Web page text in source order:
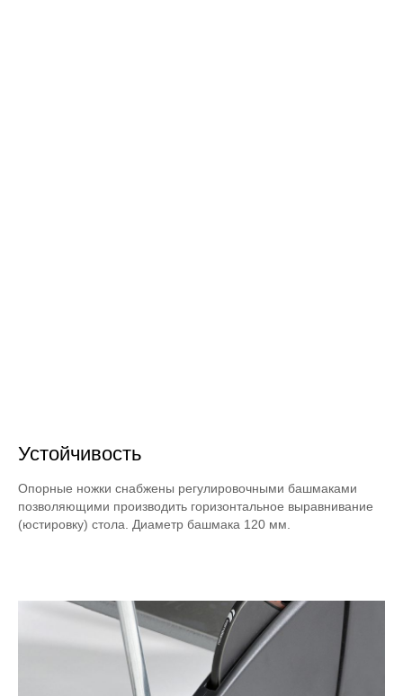
Устойчивость
Опорные ножки снабжены регулировочными башмаками
позволяющими производить горизонтальное выравнивание
(юстировку) стола. Диаметр башмака 120 мм.